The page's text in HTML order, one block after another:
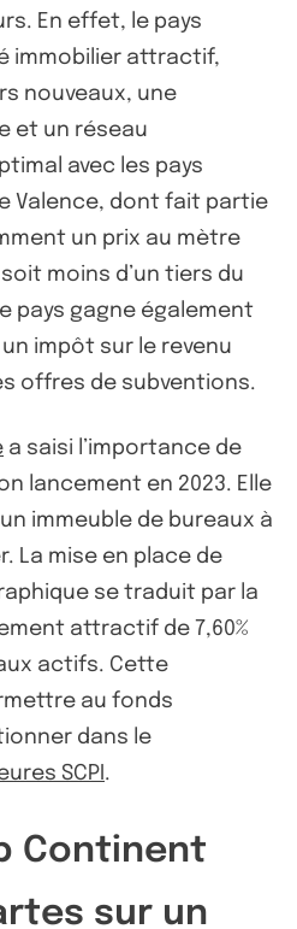
En effet, le pays
immobilier attractif,
nouveaux, une
et un réseau
avec les pays
Valence, dont fait partie
un prix au mètre
moins d’un tiers du
pays gagne également
impôt sur le revenu
offres de subventions.
a saisi l’importance de
lancement en 2023. Elle
immeuble de bureaux à
La mise en place de
se traduit par la
attractif de 7,60%
actifs. Cette
au fonds
dans le
SCPI .
Continent
sur un